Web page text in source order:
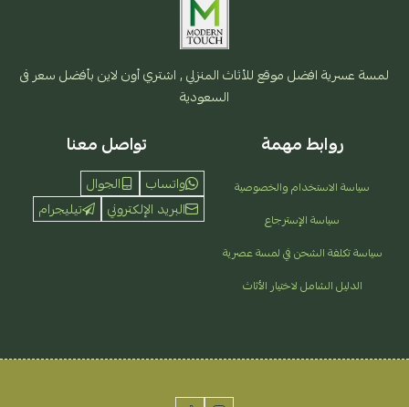
لمسة عسرية افضل موقع للأثاث المنزلي , اشتري أون لاين بأفضل سعر فى
السعودية
روابط مهمة
سياسة الاستخدام والخصوصية
سياسة الإسترجاع
سياسة تكلفة الشحن في لمسة عصرية
الدليل الشامل لاختيار الأثاث
تواصل معنا
واتساب
الجوال
البريد الإلكتروني
تيليجرام